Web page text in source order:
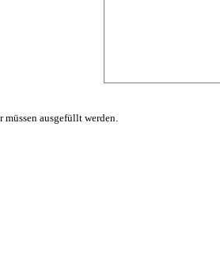
ausgefüllt werden.